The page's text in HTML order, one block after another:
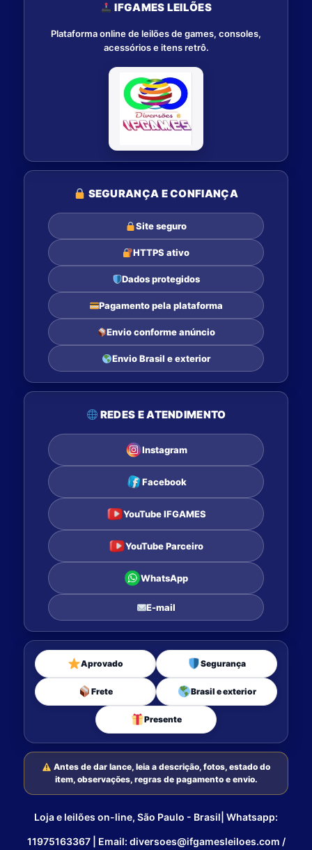
IFGAMES LEILÕES
Plataforma online de leilões de games, consoles,
acessórios e itens retrô.
SEGURANÇA E CONFIANÇA
Site seguro
HTTPS ativo
Dados protegidos
Pagamento pela plataforma
Envio conforme anúncio
Envio Brasil e exterior
REDES E ATENDIMENTO
Instagram
Facebook
YouTube IFGAMES
YouTube Parceiro
WhatsApp
E-mail
Aprovado Segurança
Frete Brasil e exterior
Presente
Antes de dar lance, leia a descrição, fotos, estado do
item, observações, regras de pagamento e envio.
Loja e leilões on-line, São Paulo - Brasil| Whatsapp:
11975163367 | Email: diversoes@ifgamesleiloes.com /